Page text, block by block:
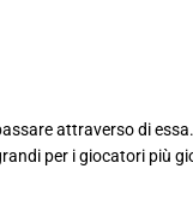
attraverso di
per i giocatori più